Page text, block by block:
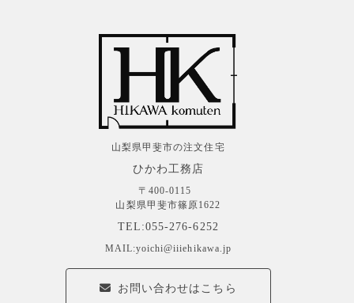
山梨県甲斐市の注文住宅
ひかわ工務店
〒400-0115
山梨県甲斐市篠原1622
TEL:055-276-6252
MAIL:yoichi@iiiehikawa.jp
お問い合わせはこちら